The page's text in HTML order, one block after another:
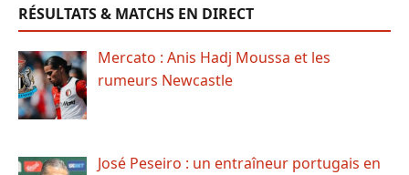
RÉSULTATS & MATCHS EN DIRECT
Mercato : Anis Hadj Moussa et les
rumeurs Newcastle
José Peseiro : un entraîneur portugais en